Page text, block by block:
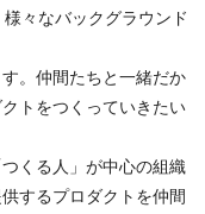
々なバックグラウンド
。仲間たちと一緒だか
トをつくっていきたい
くる人」が中心の組織
するプロダクトを仲間